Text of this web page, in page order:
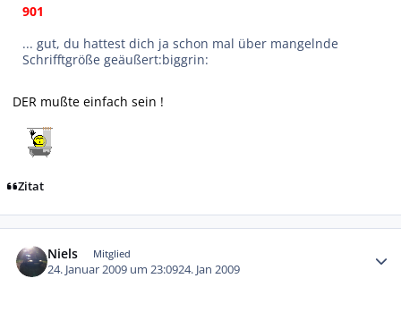
901
... gut, du hattest dich ja schon mal über mangelnde
Schrifftgröße geäußert:biggrin:
DER mußte einfach sein !
Zitat
Niels Mitglied
24. Januar 2009 um 23:0924. Jan 2009